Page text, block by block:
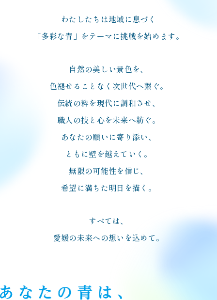
わたしたちは地域に息づく
「多彩な青」をテーマに挑戦を始めます。
自然の美しい景色を、
色褪せることなく次世代へ繋ぐ。
伝統の粋を現代に調和させ、
職人の技と心を未来へ紡ぐ。
あなたの願いに寄り添い、
ともに壁を越えていく。
無限の可能性を信じ、
希望に満ちた明日を描く。
すべては、
愛媛の未来への想いを込めて。